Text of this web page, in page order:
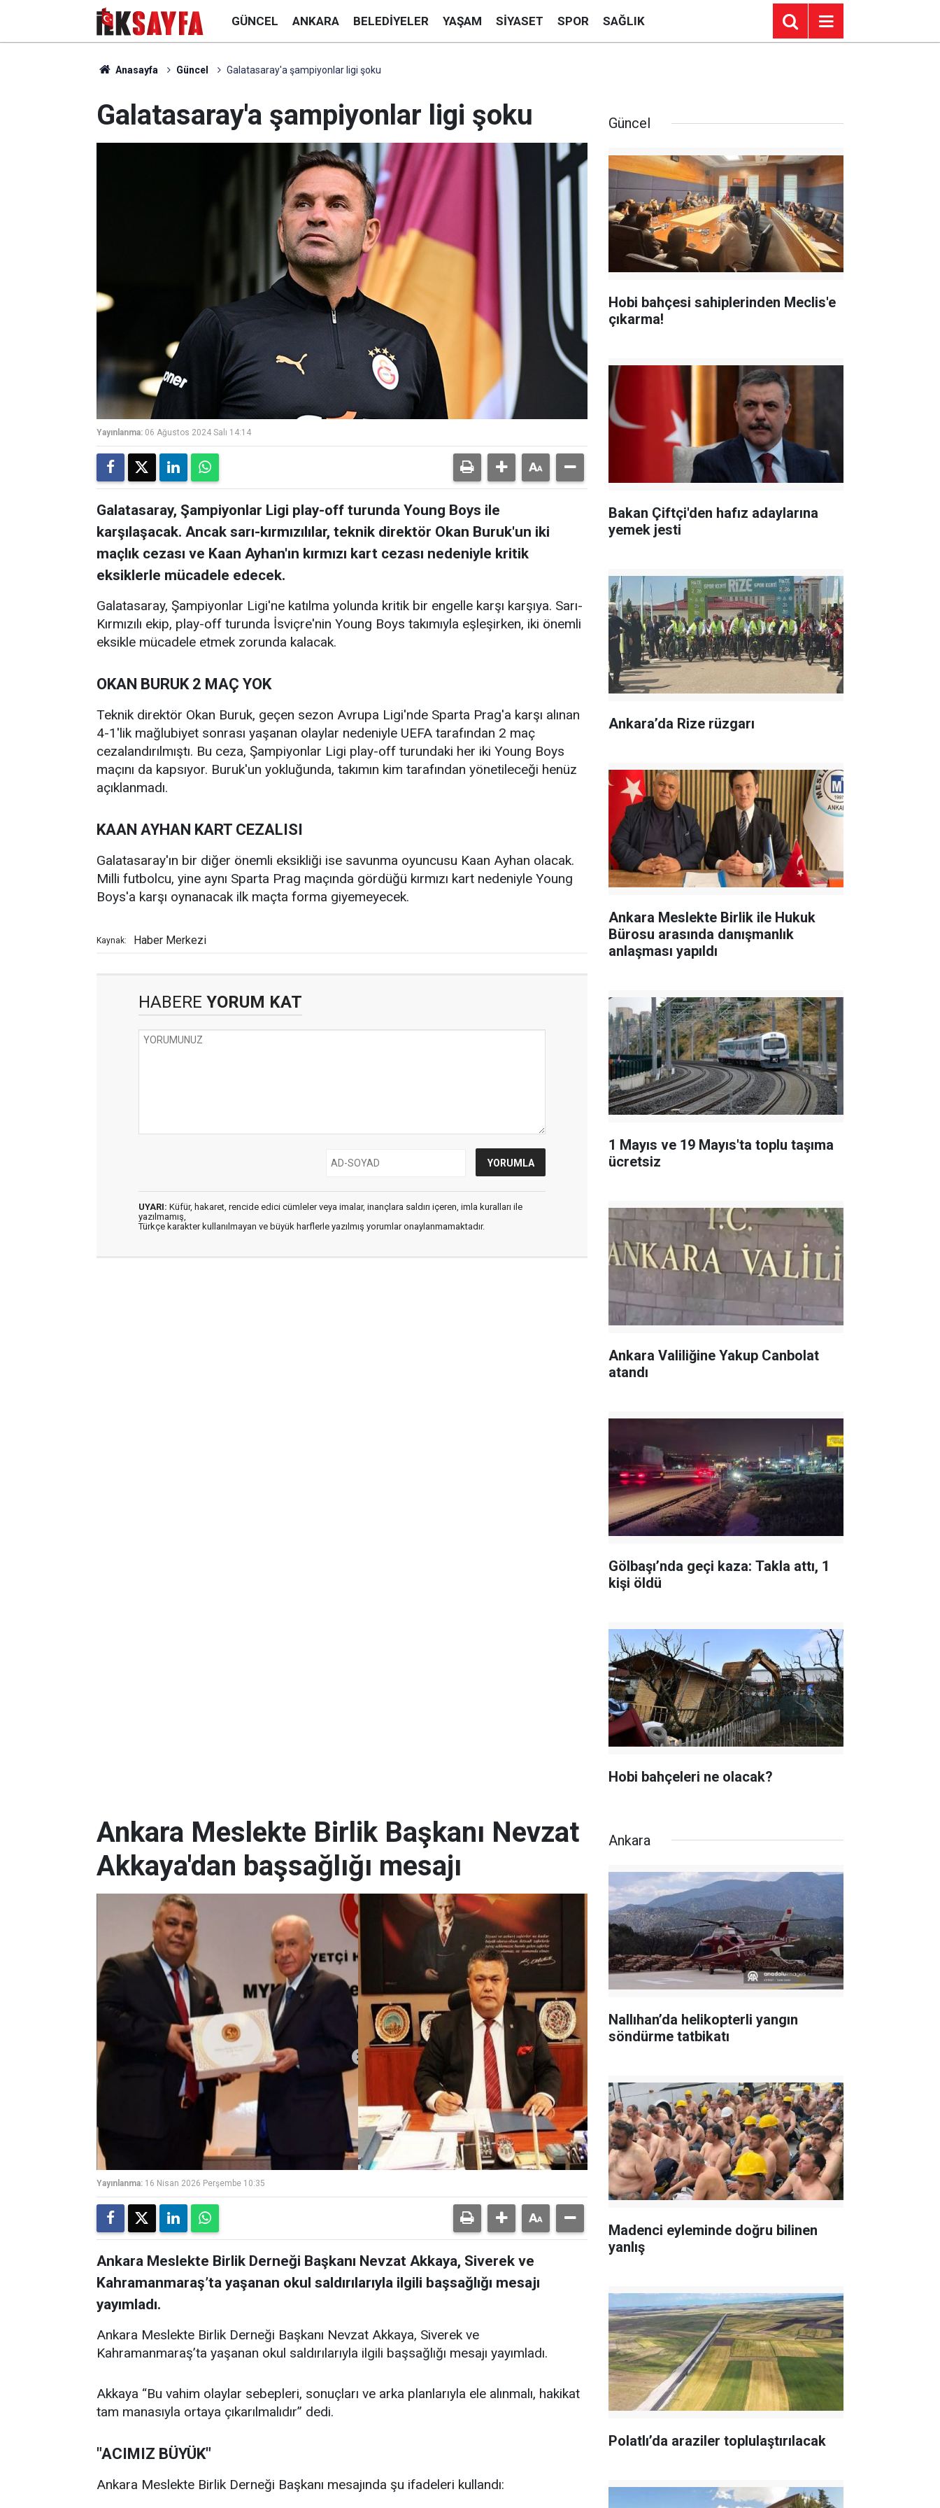
GÜNCEL ANKARA BELEDIYELER YAŞAM SIYASET SPOR SAĞLIK
Anasayfa Güncel Galatasaray'a şampiyonlar ligi şoku
Galatasaray'a şampiyonlar ligi şoku
Yayınlanma: 06 Ağustos 2024 Salı 14:14
Galatasaray, Şampiyonlar Ligi play-off turunda Young Boys ile
karşılaşacak. Ancak sarı-kırmızılılar, teknik direktör Okan Buruk'un iki
maçlık cezası ve Kaan Ayhan'ın kırmızı kart cezası nedeniyle kritik
eksiklerle mücadele edecek.
Galatasaray, Şampiyonlar Ligi'ne katılma yolunda kritik bir engelle karşı karşıya. Sarı-
Kırmızılı ekip, play-off turunda İsviçre'nin Young Boys takımıyla eşleşirken, iki önemli
eksikle mücadele etmek zorunda kalacak.
OKAN BURUK 2 MAÇ YOK
Teknik direktör Okan Buruk, geçen sezon Avrupa Ligi'nde Sparta Prag'a karşı alınan
4-1'lik mağlubiyet sonrası yaşanan olaylar nedeniyle UEFA tarafından 2 maç
cezalandırılmıştı. Bu ceza, Şampiyonlar Ligi play-off turundaki her iki Young Boys
maçını da kapsıyor. Buruk'un yokluğunda, takımın kim tarafından yönetileceği henüz
açıklanmadı.
KAAN AYHAN KART CEZALISI
Galatasaray'ın bir diğer önemli eksikliği ise savunma oyuncusu Kaan Ayhan olacak.
Milli futbolcu, yine aynı Sparta Prag maçında gördüğü kırmızı kart nedeniyle Young
Boys'a karşı oynanacak ilk maçta forma giyemeyecek.
Kaynak: Haber Merkezi
HABERE YORUM KAT
UYARI: Küfür, hakaret, rencide edici cümleler veya imalar, inançlara saldırı içeren, imla kuralları ile
yazılmamış,
Türkçe karakter kullanılmayan ve büyük harflerle yazılmış yorumlar onaylanmamaktadır.
Güncel
Hobi bahçesi sahiplerinden Meclis'e
çıkarma!
Bakan Çiftçi'den hafız adaylarına
yemek jesti
Ankara’da Rize rüzgarı
Ankara Meslekte Birlik ile Hukuk
Bürosu arasında danışmanlık
anlaşması yapıldı
1 Mayıs ve 19 Mayıs'ta toplu taşıma
ücretsiz
Ankara Valiliğine Yakup Canbolat
atandı
Gölbaşı’nda geçi kaza: Takla attı, 1
kişi öldü
Hobi bahçeleri ne olacak?
Ankara Meslekte Birlik Başkanı Nevzat
Akkaya'dan başsağlığı mesajı
Yayınlanma: 16 Nisan 2026 Perşembe 10:35
Ankara Meslekte Birlik Derneği Başkanı Nevzat Akkaya, Siverek ve
Kahramanmaraş’ta yaşanan okul saldırılarıyla ilgili başsağlığı mesajı
yayımladı.
Ankara Meslekte Birlik Derneği Başkanı Nevzat Akkaya, Siverek ve
Kahramanmaraş’ta yaşanan okul saldırılarıyla ilgili başsağlığı mesajı yayımladı.
Akkaya “Bu vahim olaylar sebepleri, sonuçları ve arka planlarıyla ele alınmalı, hakikat
tam manasıyla ortaya çıkarılmalıdır” dedi.
"ACIMIZ BÜYÜK"
Ankara Meslekte Birlik Derneği Başkanı mesajında şu ifadeleri kullandı:
Ankara
Nallıhan’da helikopterli yangın
söndürme tatbikatı
Madenci eyleminde doğru bilinen
yanlış
Polatlı’da araziler toplulaştırılacak